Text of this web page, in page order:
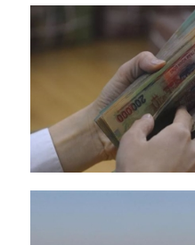
Diego Maradona
Dòng chảy phương Bắc 1
Facebook
FED
FLC
F-16